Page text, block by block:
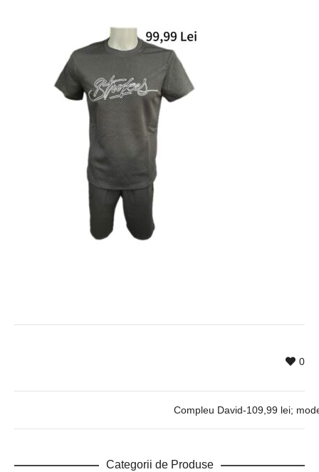
0
Compleu David-109,99 lei;
Categorii de Produse